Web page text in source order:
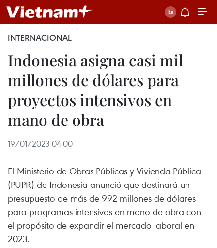
INTERNACIONAL
Indonesia asigna casi mil
millones de dólares para
proyectos intensivos en
mano de obra
19/01/2023 04:00
El Ministerio de Obras Públicas y Vivienda Pública
(PUPR) de Indonesia anunció que destinará un
presupuesto de más de 992 millones de dólares
para programas intensivos en mano de obra con
el propósito de expandir el mercado laboral en
2023.